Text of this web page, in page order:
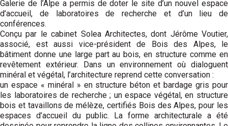
Galerie de l’Alpe a permis de doter le site d’un nouvel espace
d’accueil, de laboratoires de recherche et d’un lieu de
conférences.
Conçu par le cabinet Solea Architectes, dont Jérôme Voutier,
associé, est aussi vice-président de Bois des Alpes, le
bâtiment donne une large part au bois, en structure comme en
revêtement extérieur. Dans un environnement où dialoguent
minéral et végétal, l’architecture reprend cette conversation :
un espace « minéral » en structure béton et bardage gris pour
les laboratoires de recherche ; un espace végétal, en structure
bois et tavaillons de mélèze, certifiés Bois des Alpes, pour les
espaces d’accueil du public. La forme architecturale a été